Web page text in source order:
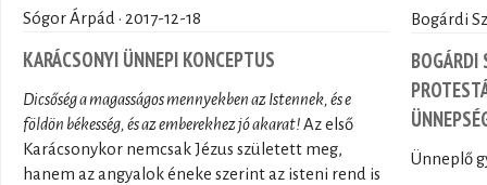
Sógor Árpád · 2017-12-18
KARÁCSONYI ÜNNEPI KONCEPTUS
Dicsőség a magasságos mennyekben az Istennek, és e
földön békesség, és az emberekhez jó akarat!Az első
Karácsonykor nemcsak Jézus született meg,
hanem az angyalok éneke szerint az isteni rend is
Bogárdi
BOGÁRDI
Ünneplő